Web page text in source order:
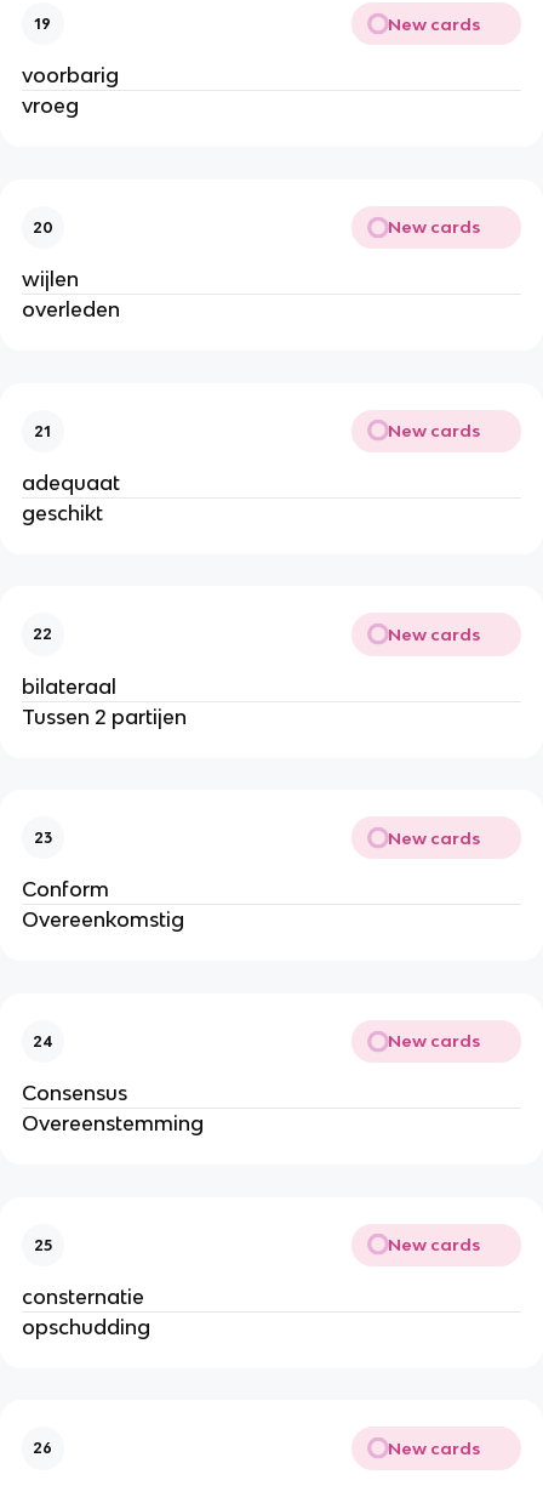
19 New cards
voorbarig
vroeg
20 New cards
wijlen
overleden
21 New cards
adequaat
geschikt
22 New cards
bilateraal
Tussen 2 partijen
23 New cards
Conform
Overeenkomstig
24 New cards
Consensus
Overeenstemming
25 New cards
consternatie
opschudding
26 New cards